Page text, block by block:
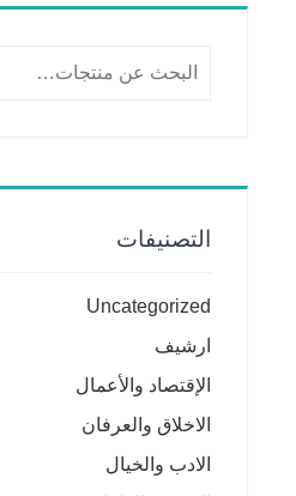
التصنيفات
Uncategorized
ارشيف
الإقتصاد والأعمال
الاخلاق والعرفان
الادب والخيال